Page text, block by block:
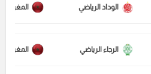
الوداد الرياضي المغرب
الرجاء الرياضي المغرب